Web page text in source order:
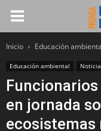
Inicio Educación
Educación ambiental
en jornada
ecosistemas